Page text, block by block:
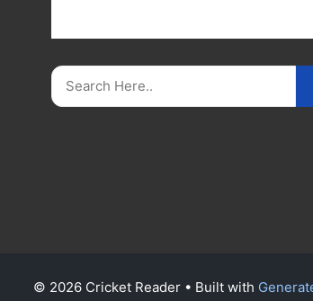
Search
© 2026 Cricket Reader • Built with